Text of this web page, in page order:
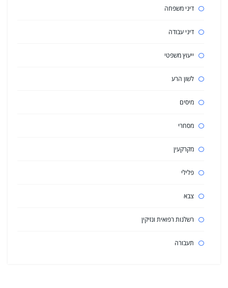
דיני משפחה
דיני עבודה
ייעוץ משפטי
לשון הרע
מיסים
מסחרי
מקרקעין
פלילי
צבא
רשלנות רפואית ונזיקין
תעבורה